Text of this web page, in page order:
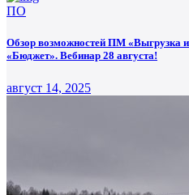
ПО
Обзор возможностей ПМ
«Бюджет». Вебинар 28 августа!
август 14, 2025